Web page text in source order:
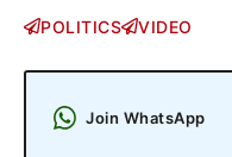
POLITICS
VIDEO
Join WhatsApp